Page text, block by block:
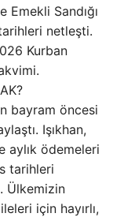
Emekli Sandığı
netleşti.
Kurban
bayram öncesi
Işıkhan,
aylık ödemeleri
tarihleri
Ülkemizin
için hayırlı,